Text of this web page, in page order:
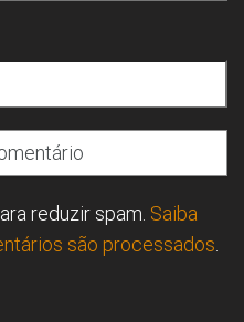
reduzir spam. Saiba
são processados